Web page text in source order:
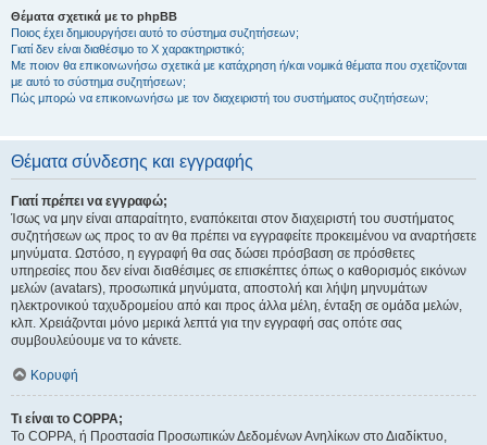
Θέματα σχετικά με το phpBB
Ποιος έχει δημιουργήσει αυτό το σύστημα συζητήσεων;
Γιατί δεν είναι διαθέσιμο το Χ χαρακτηριστικό;
Με ποιον θα επικοινωνήσω σχετικά με κατάχρηση ή/και νομικά θέματα που σχετίζονται
με αυτό το σύστημα συζητήσεων;
Πώς μπορώ να επικοινωνήσω με τον διαχειριστή του συστήματος συζητήσεων;
Θέματα σύνδεσης και εγγραφής
Γιατί πρέπει να εγγραφώ;
Ίσως να μην είναι απαραίτητο, εναπόκειται στον διαχειριστή του συστήματος
συζητήσεων ως προς το αν θα πρέπει να εγγραφείτε προκειμένου να αναρτήσετε
μηνύματα. Ωστόσο, η εγγραφή θα σας δώσει πρόσβαση σε πρόσθετες
υπηρεσίες που δεν είναι διαθέσιμες σε επισκέπτες όπως ο καθορισμός εικόνων
μελών (avatars), προσωπικά μηνύματα, αποστολή και λήψη μηνυμάτων
ηλεκτρονικού ταχυδρομείου από και προς άλλα μέλη, ένταξη σε ομάδα μελών,
κλπ. Χρειάζονται μόνο μερικά λεπτά για την εγγραφή σας οπότε σας
συμβουλεύουμε να το κάνετε.
Κορυφή
Τι είναι το COPPA;
Το COPPA, ή Προστασία Προσωπικών Δεδομένων Ανηλίκων στο Διαδίκτυο,